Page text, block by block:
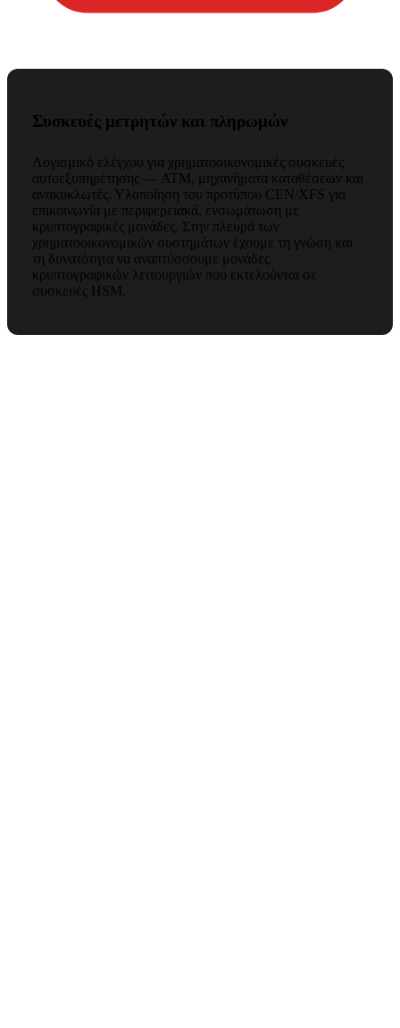
Συσκευές μετρητών και πληρωμών
Λογισμικό ελέγχου για χρηματοοικονομικές συσκευές
αυτοεξυπηρέτησης — ATM, μηχανήματα καταθέσεων και
ανακυκλωτές. Υλοποίηση του προτύπου CEN/XFS για
επικοινωνία με περιφερειακά, ενσωμάτωση με
κρυπτογραφικές μονάδες. Στην πλευρά των
χρηματοοικονομικών συστημάτων έχουμε τη γνώση και
τη δυνατότητα να αναπτύσσουμε μονάδες
κρυπτογραφικών λειτουργιών που εκτελούνται σε
συσκευές HSM.